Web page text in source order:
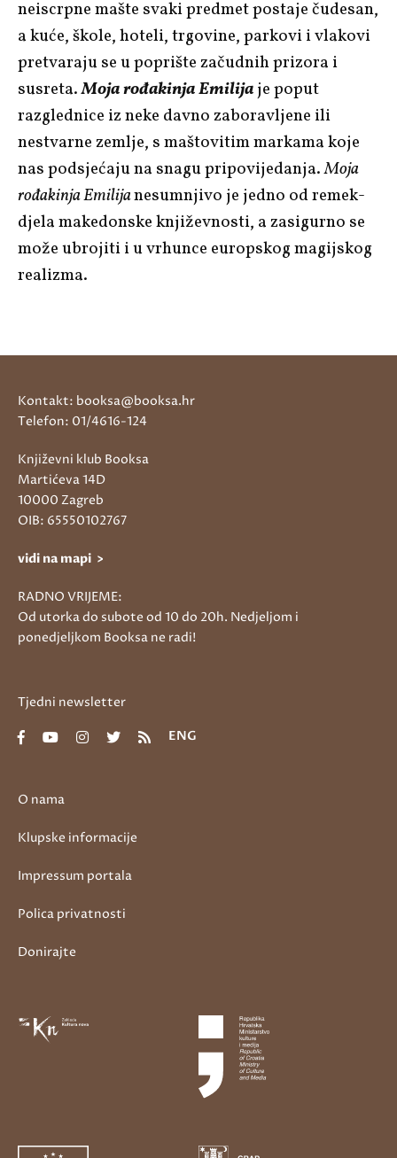
neiscrpne mašte svaki predmet postaje čudesan,
a kuće, škole, hoteli, trgovine, parkovi i vlakovi
pretvaraju se u poprište začudnih prizora i
susreta.Moja rođakinja Emilijaje poput
razglednice iz neke davno zaboravljene ili
nestvarne zemlje, s maštovitim markama koje
nas podsjećaju na snagu pripovijedanja.Moja
rođakinja Emilijanesumnjivo je jedno od remek-
djela makedonske književnosti, a zasigurno se
može ubrojiti i u vrhunce europskog magijskog
realizma.
O nama
Klupske informacije
Impressum portala
Polica privatnosti
Donirajte
Kontakt: booksa@booksa.hr
Telefon: 01/4616-124
Književni klub Booksa
Martićeva 14D
10000 Zagreb
OIB: 65550102767
vidi na mapi >
RADNO VRIJEME:
Od utorka do subote od 10 do 20h. Nedjeljom i
ponedjeljkom Booksa ne radi!
Tjedni newsletter
ENG